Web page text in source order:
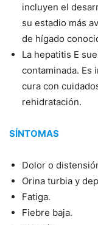
incluyen el
su estadio más
de hígado
La hepatitis E
contaminada. Es
cura con
rehidratación.
SÍNTOMAS
Dolor o
Orina turbia y
Fatiga.
Fiebre baja.